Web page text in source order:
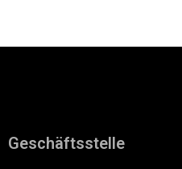
Geschäftsstelle